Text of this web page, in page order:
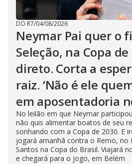
DO R7/04/08/2026
Neymar Pai quer o
Seleção, na Copa
direto. Corta a
raiz. ‘Não é ele
em aposentadoria
No leilão em que Neymar
não quis alimentar boatos de seu
sonhando com a Copa de 2030. E
jogará amanhã contra o Remo, no
Santos na Copa do Brasil. Viajará
e chegará para o jogo, em Belém